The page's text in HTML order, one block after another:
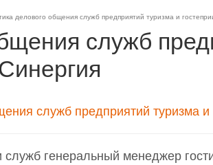
делового общения служб предприятий туризма и
служб
служб предприятий туризма
генеральный менеджер